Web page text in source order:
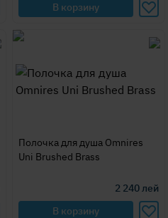
В корзину
Полочка для душа Omnires
Uni Brushed Brass
2 240лей
В корзину